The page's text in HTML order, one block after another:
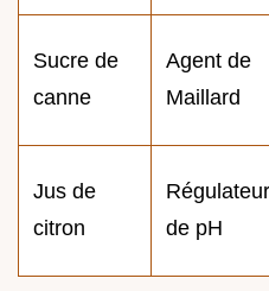
Sucre de
canne
Agent de
Maillard
Jus de
citron
Régulateur
de pH